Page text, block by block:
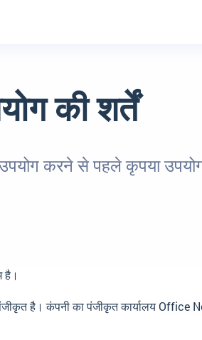
की शर्तें
करने से पहले कृपया
है।
है। कंपनी का पंजीकृत कार्यालयOffice